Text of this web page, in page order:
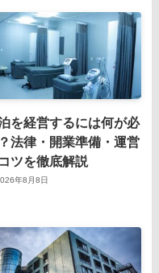
を経営するには何が必
法律・開業準備・運営
ツを徹底解説
年8月8日